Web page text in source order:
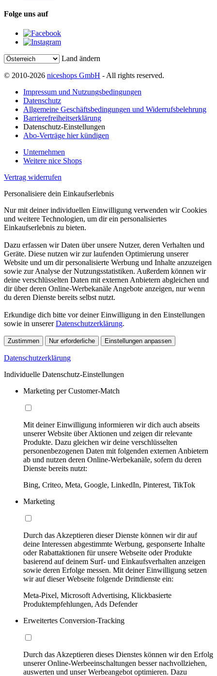
Folge uns auf
Land ändern
© 2010-2026 niceshops GmbH - All rights reserved.
Impressum und Nutzungsbedingungen
Datenschutz
Allgemeine Geschäftsbedingungen und Widerrufsbelehrung
Barrierefreiheitserklärung
Datenschutz-Einstellungen
Abo-Verträge hier kündigen
Unternehmen
Weitere nice Shops
Vertrag widerrufen
Personalisiere dein Einkaufserlebnis
Nur mit deiner individuellen Einwilligung verwenden wir Cookies
und weitere Technologien, um dir ein personalisiertes
Einkaufserlebnis zu bieten.
Dazu erfassen wir Daten über unsere Nutzer, deren Verhalten und
Geräte. Diese nutzen wir zur laufenden Optimierung unserer
Website und um dir personalisierte Werbung und Inhalte anzuzeigen
sowie zur Analyse der Nutzungsstatistiken. Außerdem können wir
deine verschlüsselten Daten mit externen Anbietern abgleichen und
dir über deren Online-Werbekanäle Angebote anzeigen, nur wenn
du deren Dienste bereits selbst nutzt.
Erkundige dich bitte vor deiner Einwilligung in den Einstellungen
sowie in unsererDatenschutzerklärung.
Zustimmen Nur erforderliche Einstellungen anpassen
Datenschutzerklärung
Individuelle Datenschutz-Einstellungen
Marketing per Customer-Match
Mit deiner Einwilligung informieren wir dich auch abseits
unserer Website über Aktionen und zeigen dir relevante
Produkte. Dazu gleichen wir deine verschlüsselten
personenbezogenen Daten mit folgenden externen Anbietern
ab und nutzen deren Online-Werbekanäle, sofern du deren
Dienste bereits nutzt:
Bing, Criteo, Meta, Google, LinkedIn, Pinterest, TikTok
Marketing
Durch das Akzeptieren dieser Dienste können wir dir auf
deine Interessen abgestimmte Werbung, gesponserte Inhalte
oder Rabattaktionen für unsere Webseite oder Produkte
basierend auf deinem Surf- und Einkaufsverhalten anzeigen
sowie deren Erfolge messen. Mit deiner Einwilligung setzen
wir auf dieser Webseite folgende Drittdienste ein:
Meta-Pixel, Microsoft Advertising, Klickbasierte
Produktempfehlungen, Ads Defender
Erweitertes Conversion-Tracking
Durch das Akzeptieren dieses Dienstes können wir den Erfolg
unserer Online-Werbeeinschaltungen besser nachvollziehen,
auswerten und unser Werbeangebot optimieren. Dazu